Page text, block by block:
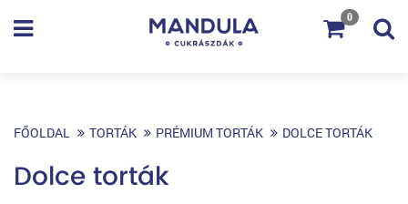
0
FŐOLDAL TORTÁK PRÉMIUM TORTÁK DOLCE TORTÁK
Dolce torták